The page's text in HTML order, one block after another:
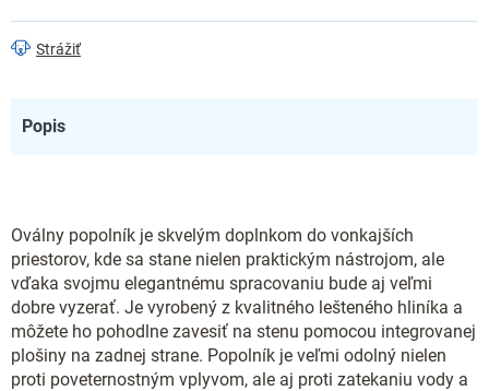
Strážiť
Popis
Oválny popolník je skvelým doplnkom do vonkajších
priestorov, kde sa stane nielen praktickým nástrojom, ale
vďaka svojmu elegantnému spracovaniu bude aj veľmi
dobre vyzerať. Je vyrobený z kvalitného lešteného hliníka a
môžete ho pohodlne zavesiť na stenu pomocou integrovanej
plošiny na zadnej strane. Popolník je veľmi odolný nielen
proti poveternostným vplyvom, ale aj proti zatekaniu vody a